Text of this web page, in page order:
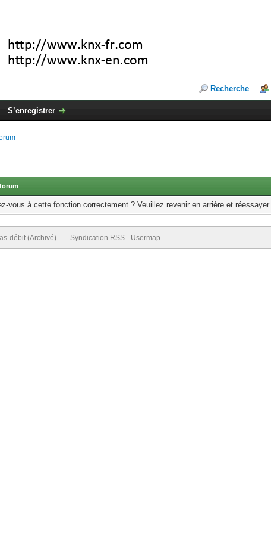
Recherche
S’enregistrer
vous à cette fonction correctement ? Veuillez revenir en arrière et réessayer.
débit (Archivé) Syndication RSS Usermap